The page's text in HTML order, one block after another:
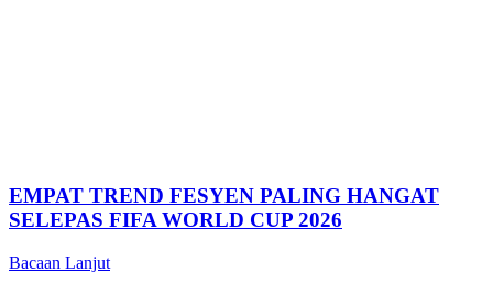
EMPAT TREND FESYEN PALING HANGAT
SELEPAS FIFA WORLD CUP 2026
Bacaan Lanjut